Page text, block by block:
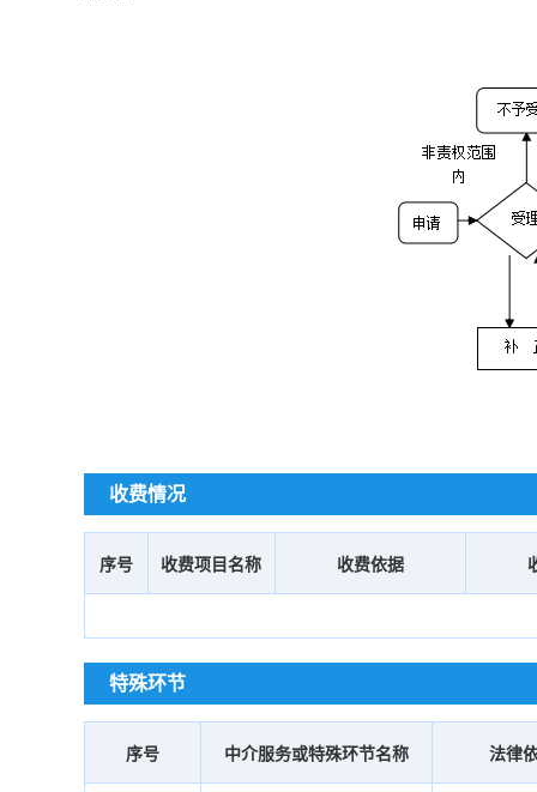
收费情况
序号 收费项目名称 收费依据
特殊环节
序号 中介服务或特殊环节名称 法律